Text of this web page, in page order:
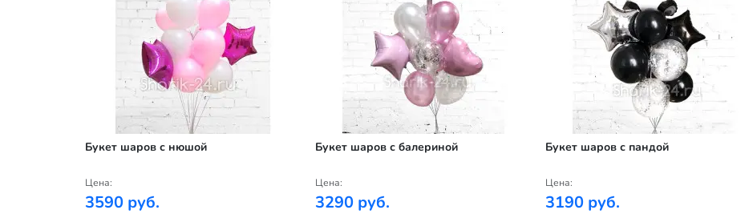
Букет шаров с нюшой
Цена:
3590 руб.
Букет шаров с балериной
Цена:
3290 руб.
Букет шаров с пандой
Цена:
3190 руб.